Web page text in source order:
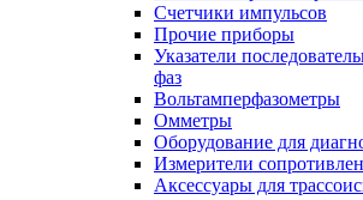
Счетчики импульсов
Прочие приборы
Указатели
фаз
Вольтамперфазометры
Омметры
Оборудование для
Измерители
Аксессуары для